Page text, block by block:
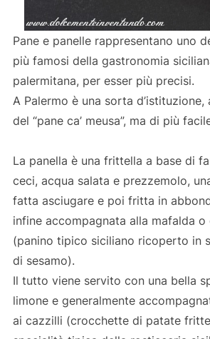
Pane e panelle rappresentano uno
più famosi della gastronomia
palermitana, per esser più precisi.
A Palermo è una sorta
del “pane ca’ meusa”, ma di più
La panella è una frittella a base di
ceci, acqua salata e prezzemolo,
fatta asciugare e poi fritta in
infine accompagnata alla mafalda o
(panino tipico siciliano ricoperto in
di sesamo).
Il tutto viene servito con una bella
limone e generalmente
ai cazzilli (crocchette di patate